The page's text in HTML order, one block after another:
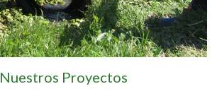
Nuestros Proyectos